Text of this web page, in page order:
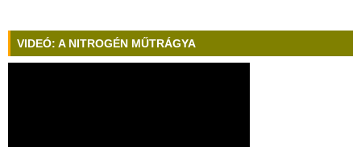
VIDEÓ: A NITROGÉN MŰTRÁGYA